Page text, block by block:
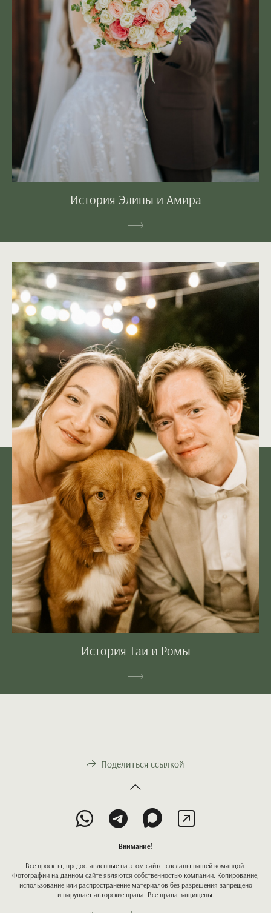
История Элины и Амира
История Таи и Ромы
Поделиться ссылкой
Внимание!
Все проекты, предоставленные на этом сайте, сделаны нашей командой.
Фотографии на данном сайте являются собственностью компании. Копирование,
использование или распространение материалов без разрешения запрещено
и нарушает авторские права. Все права защищены.